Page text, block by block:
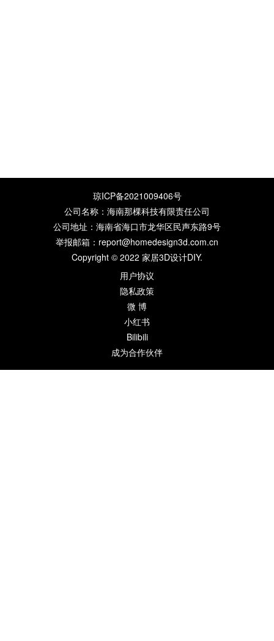
琼ICP备2021009406号
公司名称：海南那棵科技有限责任公司
公司地址：海南省海口市龙华区民声东路9号
举报邮箱：report@homedesign3d.com.cn
Copyright © 2022 家居3D设计DIY.
用户协议
隐私政策
微 博
小红书
Bilibili
成为合作伙伴